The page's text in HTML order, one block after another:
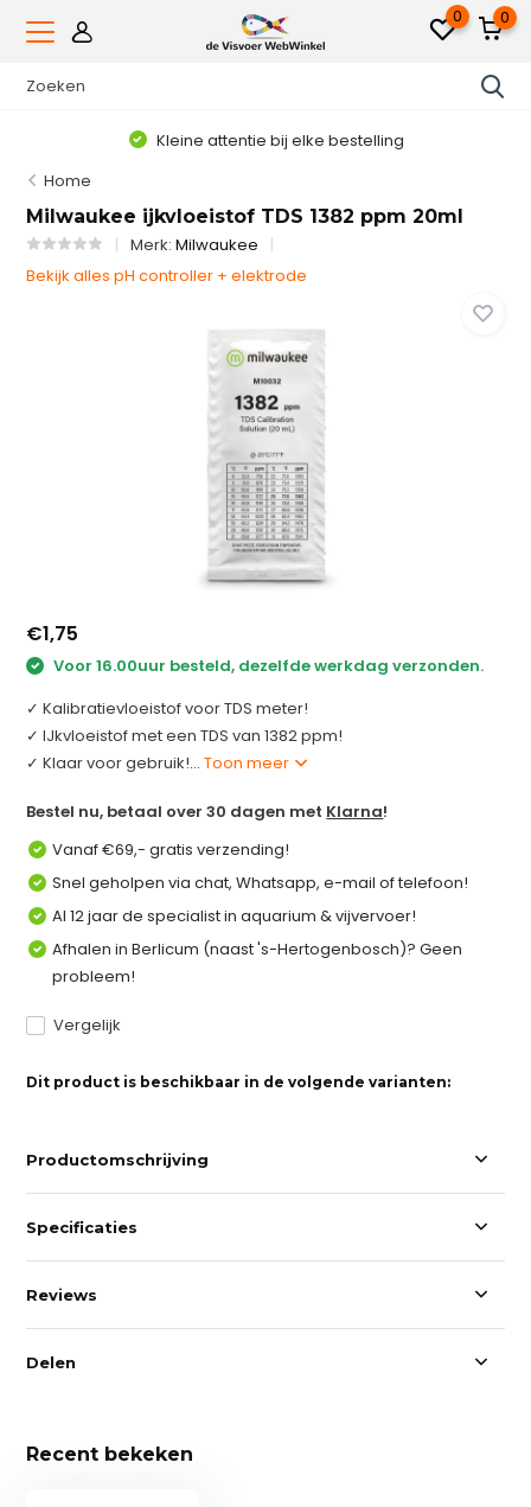
0 0
Kleine attentie bij elke bestelling
Home
Milwaukee ijkvloeistof TDS 1382 ppm 20ml
Merk:Milwaukee
Bekijk alles pH controller + elektrode
€1,75
Voor 16.00uur besteld, dezelfde werkdag verzonden.
✓ Kalibratievloeistof voor TDS meter!
✓ IJkvloeistof met een TDS van 1382 ppm!
✓ Klaar voor gebruik!...Toon meer
Bestel nu, betaal over 30 dagen met Klarna!
Vanaf €69,- gratis verzending!
Snel geholpen via chat, Whatsapp, e-mail of telefoon!
Al 12 jaar de specialist in aquarium & vijvervoer!
Afhalen in Berlicum (naast 's-Hertogenbosch)? Geen
probleem!
Vergelijk
Dit product is beschikbaar in de volgende varianten:
Productomschrijving
Specificaties
Reviews
Delen
Recent bekeken